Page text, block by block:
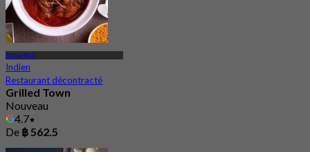
Bang Rak
Indien
Restaurant décontracté
Grilled Town
Nouveau
4.7
De ฿ 562.5